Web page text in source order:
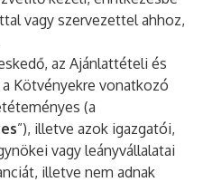
vagy szervezettel ahhoz,
az Ajánlattételi és
Kötvényekre vonatkozó
(a
”), illetve azok igazgatói,
vagy leányvállalatai
illetve nem adnak